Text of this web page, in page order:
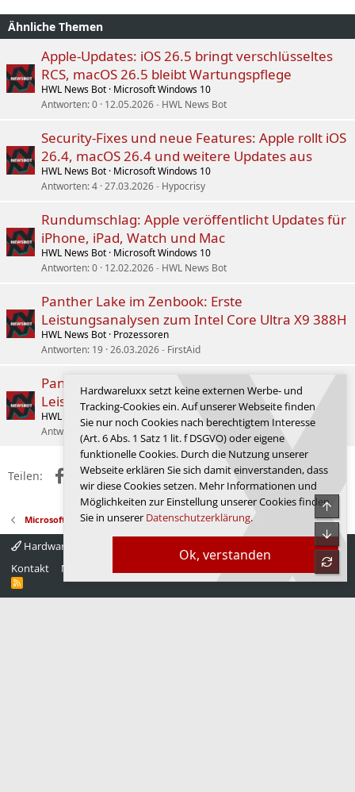
Ähnliche Themen
Apple-Updates: iOS 26.5 bringt verschlüsseltes
RCS, macOS 26.5 bleibt Wartungspflege
HWL News Bot Microsoft Windows 10
Antworten 0 12.05.2026 HWL News Bot
Security-Fixes und neue Features: Apple rollt iOS
26.4, macOS 26.4 und weitere Updates aus
HWL News Bot Microsoft Windows 10
Antworten 4 27.03.2026 Hypocrisy
Rundumschlag: Apple veröffentlicht Updates für
iPhone, iPad, Watch und Mac
HWL News Bot Microsoft Windows 10
Antworten 0 12.02.2026 HWL News Bot
Panther Lake im Zenbook: Erste
Leistungsanalysen zum Intel Core Ultra X9 388H
HWL News Bot Prozessoren
Antworten 19 26.03.2026 FirstAid
Panther Lake im Zenbook: Erste
Leistungsanalysen zum Intel Core Ultra X9 388H
HWL News Bot
Prozessoren
Antworten
26.01.2026 HWL News Bot
Teilen: FacebookX (Twitter)
RedditWhatsApp
E-MailLink
Microsoft Windows 10
Hardwareluxx 4.0
Kontakt
Nutzungsbedingungen Startseite
R
Ok, verstanden
Hardwareluxx setzt keine externen Werbe- und
Tracking-Cookies ein. Auf unserer Webseite finden
Sie nur noch Cookies nach berechtigtem Interesse
(Art. 6 Abs. 1 Satz 1 lit. f DSGVO) oder eigene
funktionelle Cookies. Durch die Nutzung unserer
Webseite erklären Sie sich damit einverstanden, dass
wir diese Cookies setzen. Mehr Informationen und
Möglichkeiten zur Einstellung unserer Cookies finden
Sie in unserer Datenschutzerklärung.